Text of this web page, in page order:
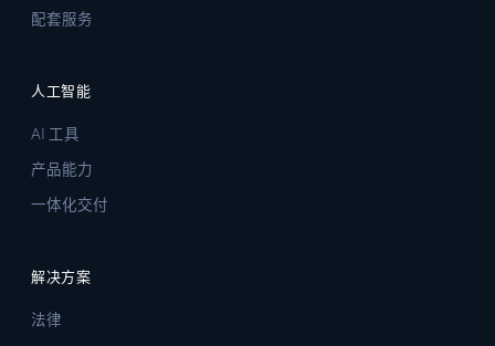
配套服务
人工智能
AI 工具
产品能力
一体化交付
解决方案
法律